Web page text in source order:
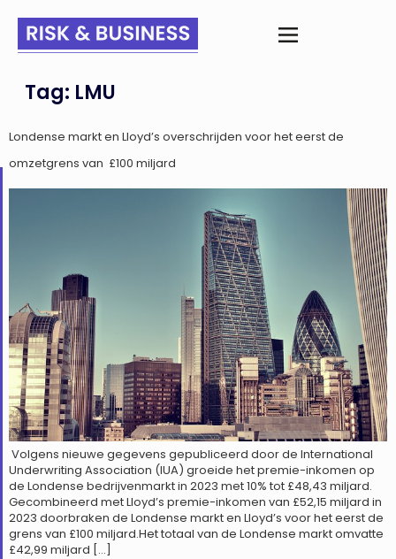
Tag: LMU
Londense markt en Lloyd’s overschrijden voor het eerst de
omzetgrens van £100 miljard
Volgens nieuwe gegevens gepubliceerd door de International
Underwriting Association (IUA) groeide het premie-inkomen op
de Londense bedrijvenmarkt in 2023 met 10% tot £48,43 miljard.
Gecombineerd met Lloyd’s premie-inkomen van £52,15 miljard in
2023 doorbraken de Londense markt en Lloyd’s voor het eerst de
grens van £100 miljard.Het totaal van de Londense markt omvatte
£42,99 miljard […]